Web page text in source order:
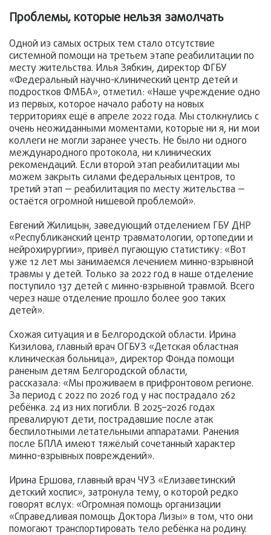
Проблемы, которые нельзя замолчать
Одной из самых острых тем стало отсутствие
системной помощи на третьем этапе реабилитации по
месту жительства. Илья Зябкин, директор ФГБУ
«Федеральный научно-клинический центр детей и
подростков ФМБА», отметил: «Наше учреждение одно
из первых, которое начало работу на новых
территориях ещё в апреле 2022 года. Мы столкнулись с
очень неожиданными моментами, которые ни я, ни мои
коллеги не могли заранее учесть. Не было ни одного
международного протокола, ни клинических
рекомендаций. Если второй этап реабилитации мы
можем закрыть силами федеральных центров, то
третий этап — реабилитация по месту жительства —
остаётся огромной нишевой проблемой».
Евгений Жилицын, заведующий отделением ГБУ ДНР
«Республиканский центр травматологии, ортопедии и
нейрохирургии», привёл пугающую статистику: «Вот
уже 12 лет мы занимаемся лечением минно-взрывной
травмы у детей. Только за 2022 год в наше отделение
поступило 137 детей с минно-взрывной травмой. Всего
через наше отделение прошло более 900 таких
детей».
Схожая ситуация и в Белгородской области. Ирина
Кизилова, главный врач ОГБУЗ «Детская областная
клиническая больница», директор Фонда помощи
раненым детям Белгородской области,
рассказала: «Мы проживаем в прифронтовом регионе.
За период с 2022 по 2026 год у нас пострадало 262
ребёнка. 24 из них погибли. В 2025–2026 годах
превалируют дети, пострадавшие после атак
беспилотными летательными аппаратами. Ранения
после БПЛА имеют тяжёлый сочетанный характер
минно-взрывных повреждений».
Ирина Ершова, главный врач ЧУЗ «Елизаветинский
детский хоспис», затронула тему, о которой редко
говорят вслух: «Огромная помощь организации
«Справедливая помощь Доктора Лизы» в том, что они
помогают транспортировать тело ребёнка на родину.